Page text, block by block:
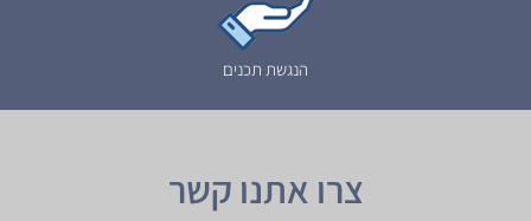
הנגשת תכנים
צרו אתנו קשר